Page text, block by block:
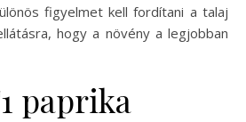
figyelmet kell fordítani a talaj
hogy a növény a legjobban
paprika